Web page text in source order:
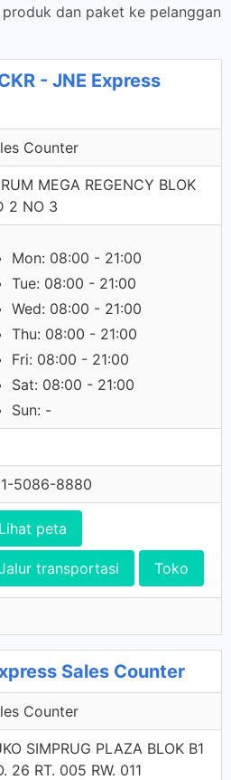
dan paket ke pelanggan
- JNE Express
Counter
MEGA REGENCY BLOK
2 NO 3
Mon: 08:00 - 21:00
Tue: 08:00 - 21:00
Wed: 08:00 - 21:00
Thu: 08:00 - 21:00
Fri: 08:00 - 21:00
Sat: 08:00 - 21:00
Sun: -
5086-8880
Lihat peta
transportasi Toko
Sales Counter
Counter
SIMPRUG PLAZA BLOK B1
26 RT. 005 RW. 011